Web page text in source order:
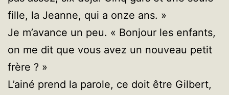
fille, la Jeanne, qui a onze ans. »
Je m’avance un peu. « Bonjour les enfants,
on me dit que vous avez un nouveau petit
frère ? »
L’ainé prend la parole, ce doit être Gilbert,